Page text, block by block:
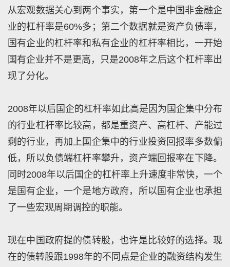
从宏观数据关心到两个事实，第一个是中国非金融企
业的杠杆率是60%多；第二个数据就是资产负债率，
国有企业的杠杆率和私有企业的杠杆率相比，一开始
国有企业并不是更高，只是2008年之后这个杠杆率出
现了分化。
2008年以后国企的杠杆率如此高是因为国企集中分布
的行业杠杆率比较高，都是重资产、高杠杆、产能过
剩的行业，再加上国企集中的行业投资回报率多数偏
低，所以负债端杠杆率攀升，资产端回报率在下降。
同时2008年以后国企的杠杆率上升速度非常快，一个
是国有企业，一个是地方政府，所以国有企业也承担
了一些宏观周期调控的职能。
现在中国政府提的债转股，也许是比较好的选择。现
在的债转股跟1998年的不同点是企业的融资结构发生